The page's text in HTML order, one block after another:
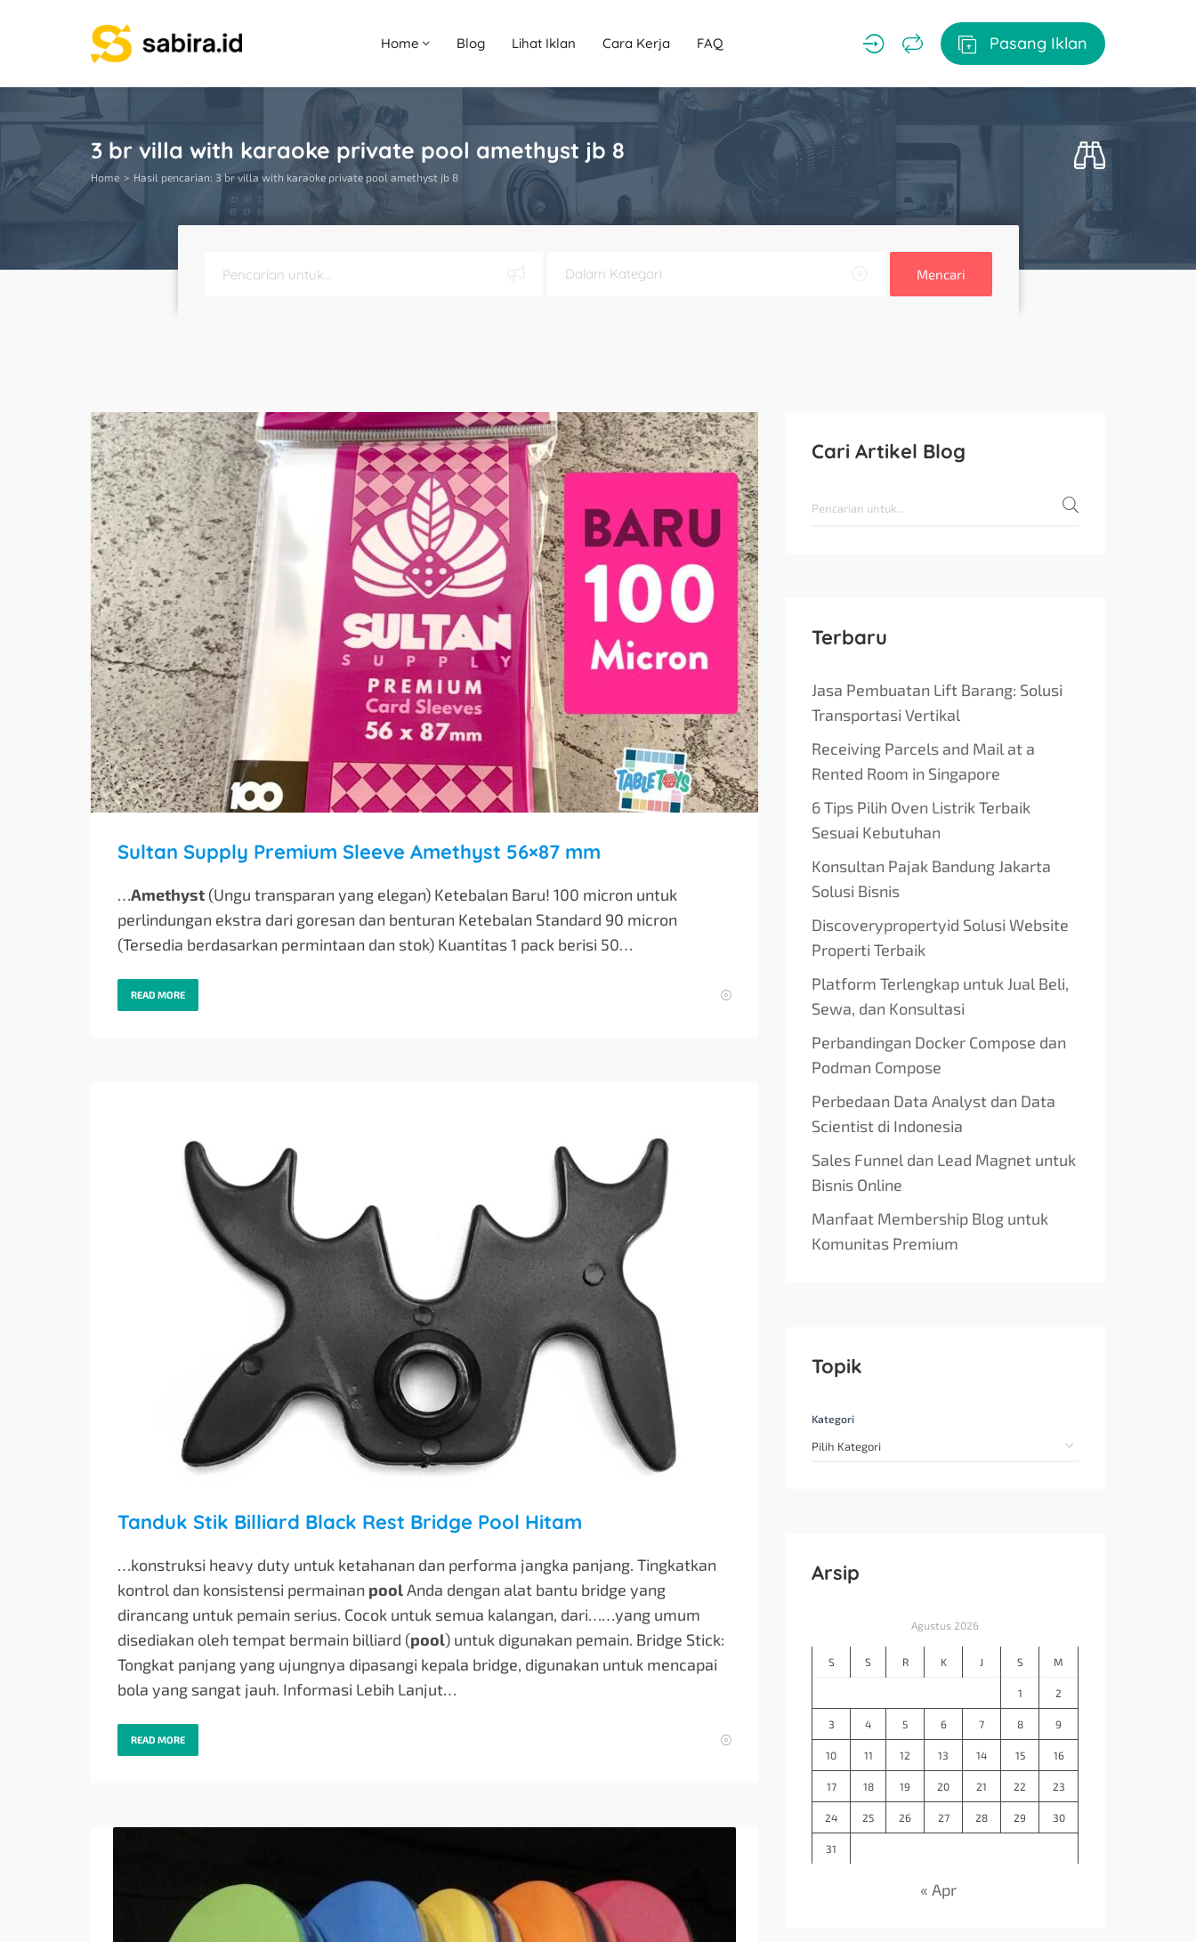
Home Blog Lihat Iklan Cara Kerja FAQ Pasang Iklan
3 br villa with karaoke private pool amethyst jb 8
Home Hasil pencarian: 3 br villa with karaoke private pool amethyst jb 8
Mencari
Sultan Supply Premium Sleeve Amethyst 56×87 mm
…Amethyst (Ungu transparan yang elegan) Ketebalan Baru! 100 micron untuk
perlindungan ekstra dari goresan dan benturan Ketebalan Standard 90 micron
(Tersedia berdasarkan permintaan dan stok) Kuantitas 1 pack berisi 50…
READ MORE
Tanduk Stik Billiard Black Rest Bridge Pool Hitam
…konstruksi heavy duty untuk ketahanan dan performa jangka panjang. Tingkatkan
kontrol dan konsistensi permainan poolAnda dengan alat bantu bridge yang
dirancang untuk pemain serius. Cocok untuk semua kalangan, dari……yang umum
disediakan oleh tempat bermain billiard (pool) untuk digunakan pemain. Bridge Stick:
Tongkat panjang yang ujungnya dipasangi kepala bridge, digunakan untuk mencapai
bola yang sangat jauh. Informasi Lebih Lanjut…
READ MORE
Cari Artikel Blog
Terbaru
Jasa Pembuatan Lift Barang: Solusi
Transportasi Vertikal
Receiving Parcels and Mail at a
Rented Room in Singapore
6 Tips Pilih Oven Listrik Terbaik
Sesuai Kebutuhan
Konsultan Pajak Bandung Jakarta
Solusi Bisnis
Discoverypropertyid Solusi Website
Properti Terbaik
Platform Terlengkap untuk Jual Beli,
Sewa, dan Konsultasi
Perbandingan Docker Compose dan
Podman Compose
Perbedaan Data Analyst dan Data
Scientist di Indonesia
Sales Funnel dan Lead Magnet untuk
Bisnis Online
Manfaat Membership Blog untuk
Komunitas Premium
Topik
Kategori
Arsip
Agustus 2026
S S R K J S M
1 2
3 4 5 6 7 8 9
10 11 12 13 14 15 16
17 18 19 20 21 22 23
24 25 26 27 28 29 30
31
« Apr